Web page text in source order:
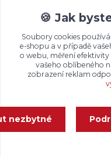
🍪 Jak
Soubory cookies
e-shopu a v případě
o webu, měření
vašeho oblíbeného
zobrazení reklam
nezbytné